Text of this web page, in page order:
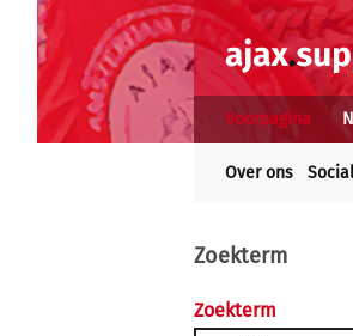
Voorpagina
Over ons Social
Zoekterm
Zoekterm